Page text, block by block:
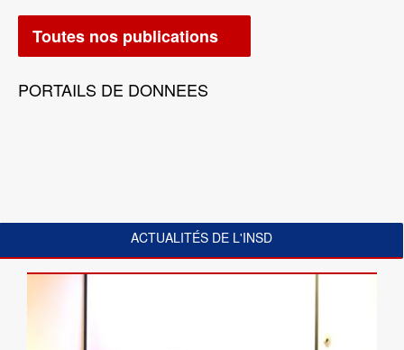
Toutes nos publications
PORTAILS DE DONNEES
ACTUALITÉS DE L'INSD